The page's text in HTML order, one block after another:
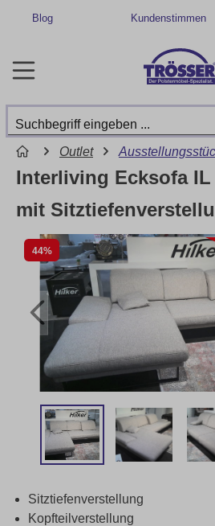
Blog Kundenstimmen
Outlet
44%
Interliving Ecksofa
mit
Sitztiefenverstellung
Kopfteilverstellung